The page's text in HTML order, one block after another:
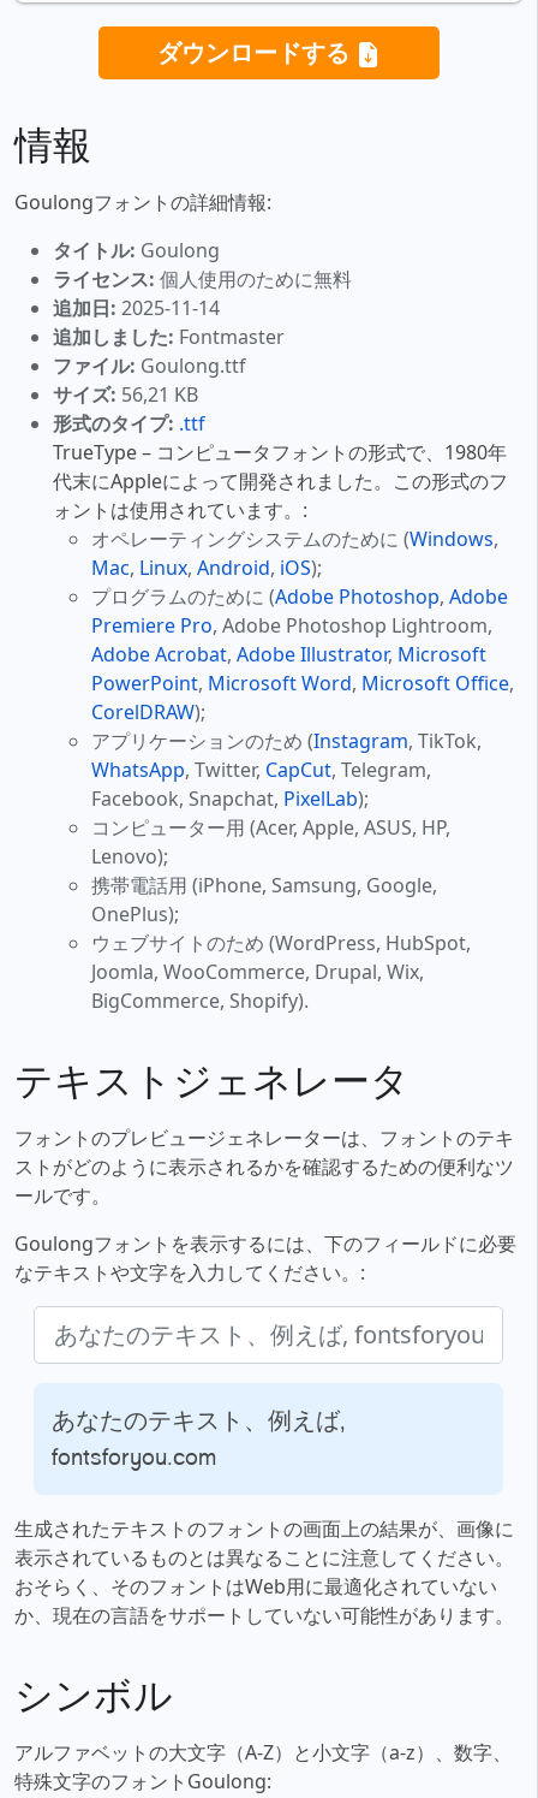
ダウンロードする
情報
Goulongフォントの詳細情報:
タイトル: Goulong
ライセンス: 個人使用のために無料
追加日: 2025-11-14
追加しました: Fontmaster
ファイル: Goulong.ttf
サイズ: 56,21 KB
形式のタイプ: .ttf
TrueType – コンピュータフォントの形式で、1980年
代末にAppleによって開発されました。この形式のフ
ォントは使用されています。:
オペレーティングシステムのために (Windows,
Mac, Linux, Android, iOS);
プログラムのために (Adobe Photoshop, Adobe
Premiere Pro, Adobe Photoshop Lightroom,
Adobe Acrobat, Adobe Illustrator, Microsoft
PowerPoint, Microsoft Word, Microsoft Office,
CorelDRAW);
アプリケーションのため (Instagram, TikTok,
WhatsApp, Twitter, CapCut, Telegram,
Facebook, Snapchat, PixelLab);
コンピューター用 (Acer, Apple, ASUS, HP,
Lenovo);
携帯電話用 (iPhone, Samsung, Google,
OnePlus);
ウェブサイトのため (WordPress, HubSpot,
Joomla, WooCommerce, Drupal, Wix,
BigCommerce, Shopify).
テキストジェネレータ
フォントのプレビュージェネレーターは、フォントのテキ
ストがどのように表示されるかを確認するための便利なツ
ールです。
Goulongフォントを表示するには、下のフィールドに必要
なテキストや文字を入力してください。:
あなたのテキスト、例えば,
fontsforyou.com
生成されたテキストのフォントの画面上の結果が、画像に
表示されているものとは異なることに注意してください。
おそらく、そのフォントはWeb用に最適化されていない
か、現在の言語をサポートしていない可能性があります。
シンボル
アルファベットの大文字（A-Z）と小文字（a-z）、数字、
特殊文字のフォントGoulong: